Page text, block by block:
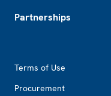
Partnerships
Terms of Use
Procurement